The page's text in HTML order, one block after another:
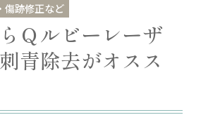
傷跡修正など
Ｑルビーレーザ
青除去がオスス